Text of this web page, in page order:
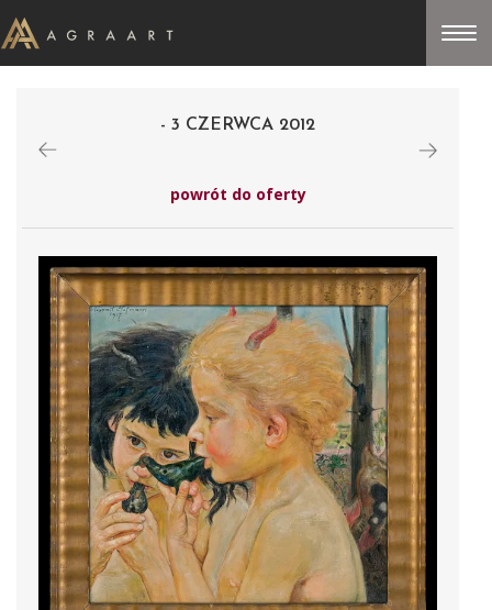
- 3 CZERWCA 2012
powrót do oferty